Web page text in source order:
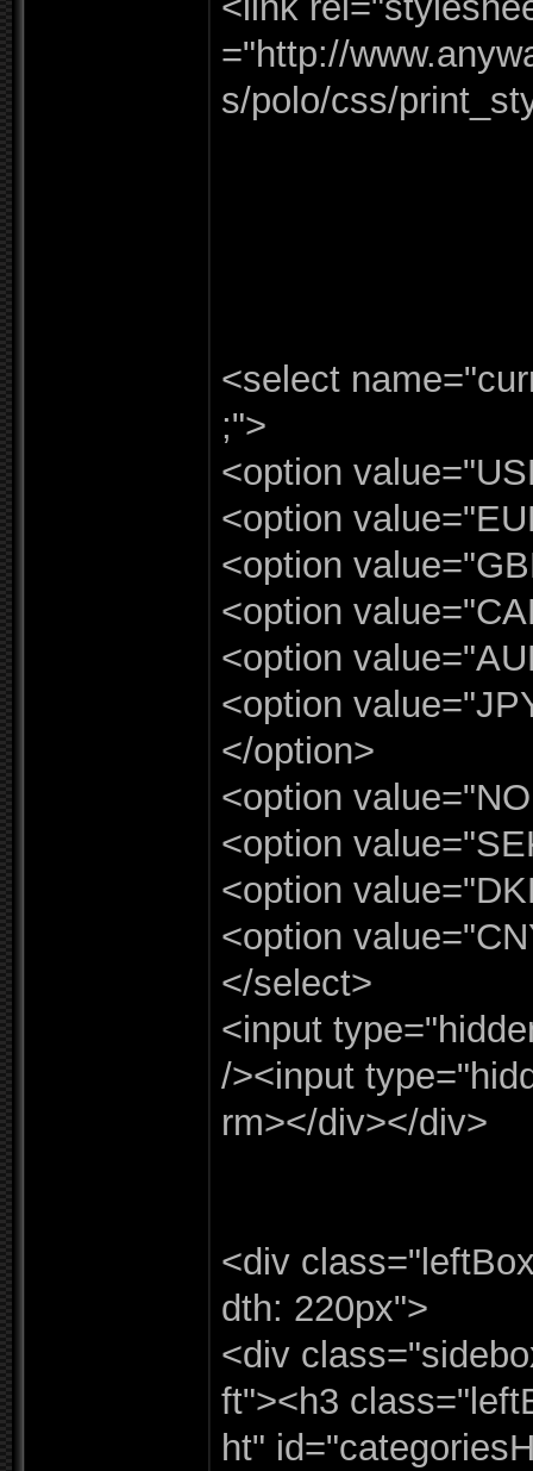
="http://www.
s/polo/css/print_
<select name="
;">
<option value="
<option value="
<option value="
<option value="
<option value="
<option value="
</option>
<option value="
<option value="
<option value="
<option value="
</select>
<input type="
/><input type="
rm></div></div>
<div class="
dth: 220px">
<div class="
ft"><h3 class="
ht" id="